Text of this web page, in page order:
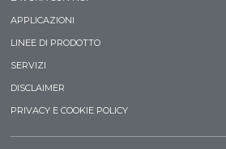
APPLICAZIONI
LINEE DI PRODOTTO
SERVIZI
DISCLAIMER
PRIVACY E COOKIE POLICY